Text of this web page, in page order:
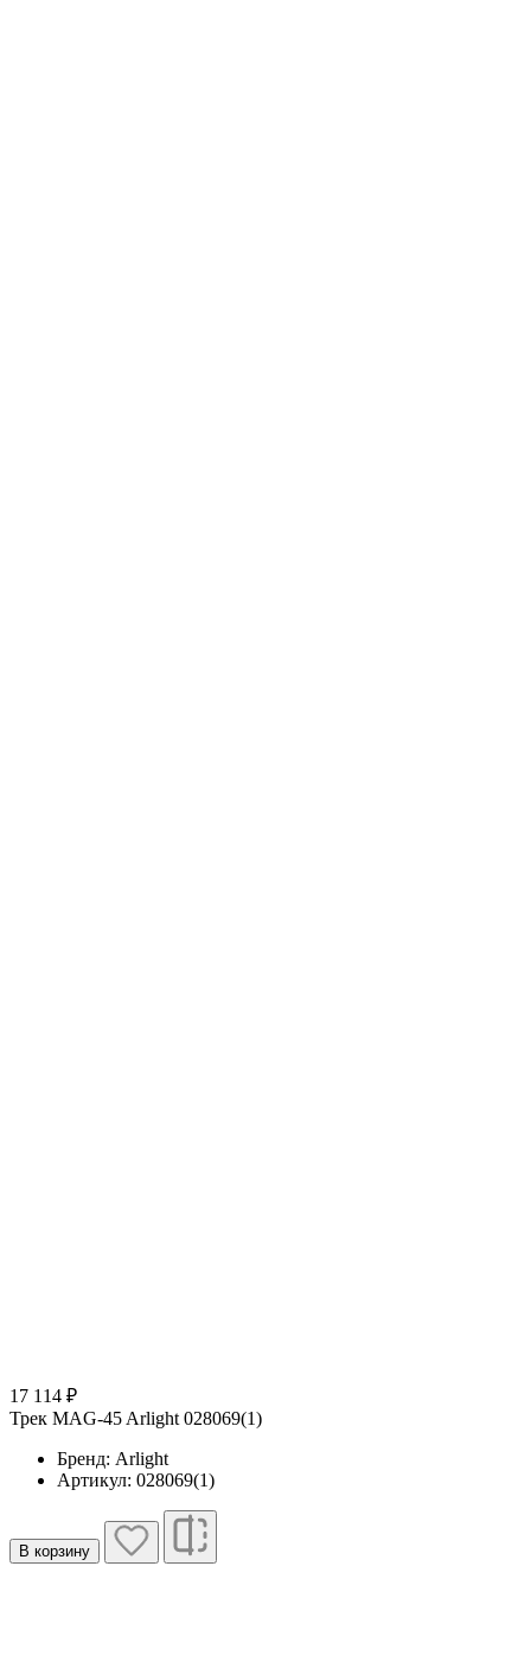
17 114 ₽
Трек MAG-45 Arlight 028069(1)
Бренд: Arlight
Артикул: 028069(1)
В корзину